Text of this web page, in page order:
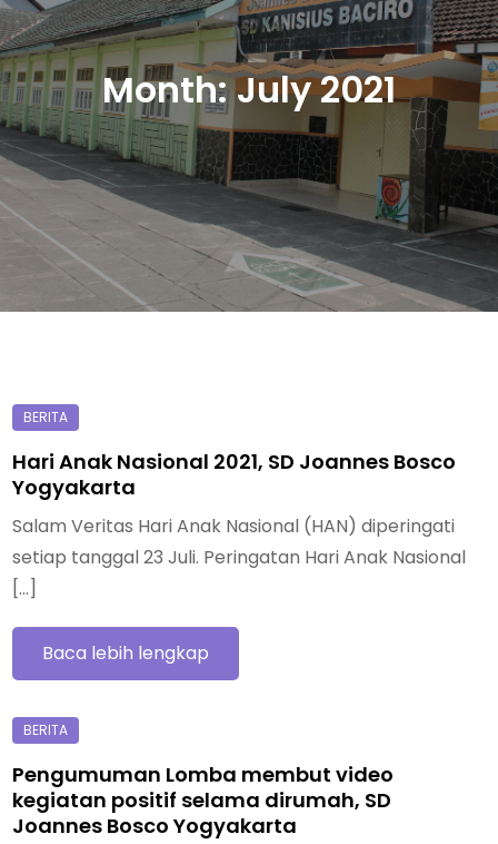
Month:July 2021
Hari Anak Nasional 2021, SD Joannes Bosco
Yogyakarta
Salam Veritas Hari Anak Nasional (HAN) diperingati
setiap tanggal 23 Juli. Peringatan Hari Anak Nasional
[…]
Baca lebih lengkap
Pengumuman Lomba membut video
kegiatan positif selama dirumah, SD
Joannes Bosco Yogyakarta